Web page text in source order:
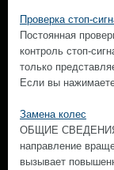
Проверка стоп-
Постоянная
контроль стоп-
только
Если вы
Замена колес
ОБЩИЕ СВЕДЕНИЯ.
направление
вызывает